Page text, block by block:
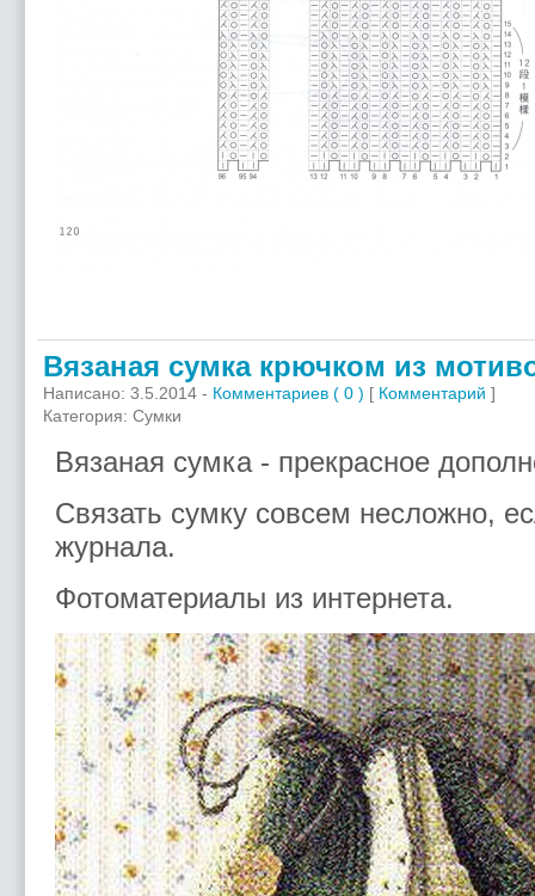
Вязаная сумка крючком из
Написано: 3.5.2014 - Комментариев ( 0 ) [ Комментарий ]
Категория: Сумки
Вязаная сумка - прекрасное
Связать сумку совсем несложно,
журнала.
Фотоматериалы из интернета.